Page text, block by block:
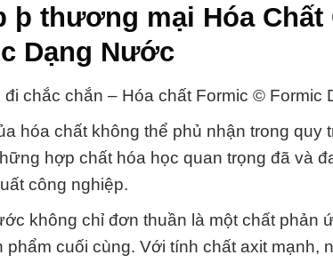
þ thương mại Hóa Chất
Dạng Nước
chắc chắn – Hóa chất Formic © Formic
hóa chất không thể phủ nhận trong quy
hợp chất hóa học quan trọng đã và
công nghiệp.
không chỉ đơn thuần là một chất phản
phẩm cuối cùng. Với tính chất axit